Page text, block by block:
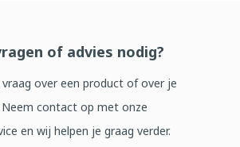
of advies nodig?
vraag over een product of over je
Neem contact op met onze
en wij helpen je graag verder.